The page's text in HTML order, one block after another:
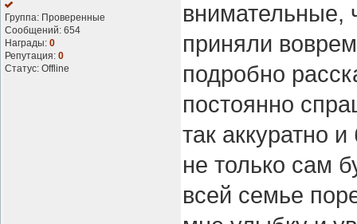
Группа: Проверенные
Сообщений: 654
Награды: 0
Репутация: 0
Статус: Offline
внимательные,
приняли
подробно
постоянно
так аккуратно
не только сам
всей семье